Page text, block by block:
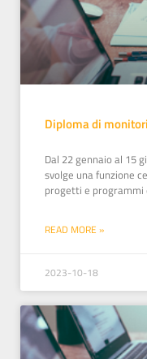
Diploma di
Dal 22 gennaio al 15
svolge una funzione
progetti e programmi
READ MORE »
2023-10-18